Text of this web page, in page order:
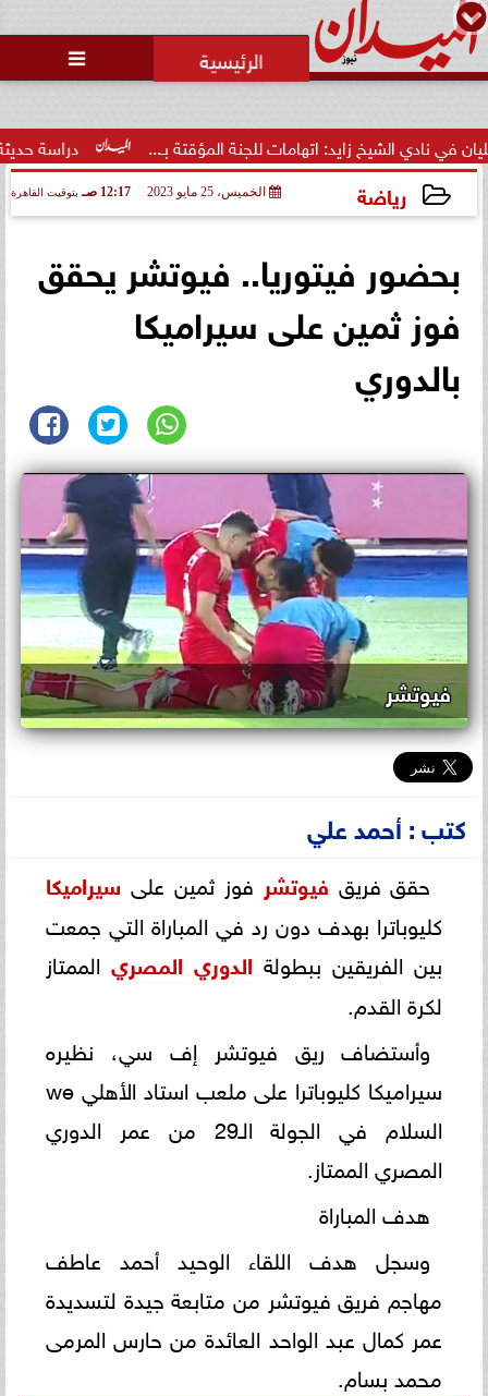

دراسة حديثة: أدوية زايد: اتهامات للجنة المؤقتة بـ...
رياضة الخميس، 25 مايو 2023 12:17 صـ بتوقيت القاهرة
بحضور فيتوريا.. فيوتشر يحقق
فوز ثمين على سيراميكا
بالدوري
فيوتشر
كتب : أحمد علي
حقق فريق فيوتشر فوز ثمين على سيراميكا
كليوباترا بهدف دون رد في المباراة التي جمعت
بين الفريقين ببطولة الدوري المصريالممتاز
لكرة القدم.
وأستضاف ريق فيوتشر إف سي، نظيره
سيراميكا كليوباترا على ملعب استاد الأهلي we
السلام في الجولة الـ29 من عمر الدوري
المصري الممتاز.
هدف المباراة
وسجل هدف اللقاء الوحيد أحمد عاطف
مهاجم فريق فيوتشر من متابعة جيدة لتسديدة
عمر كمال عبد الواحد العائدة من حارس المرمى
محمد بسام.